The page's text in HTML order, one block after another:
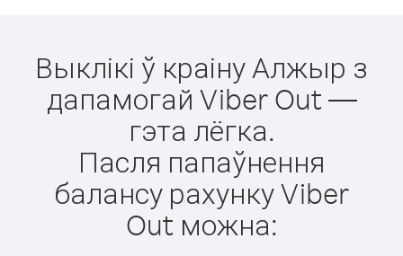
Выклікі ў краіну Алжыр з
дапамогай Viber Out —
гэта лёгка.
Пасля папаўнення
балансу рахунку Viber
Out можна: